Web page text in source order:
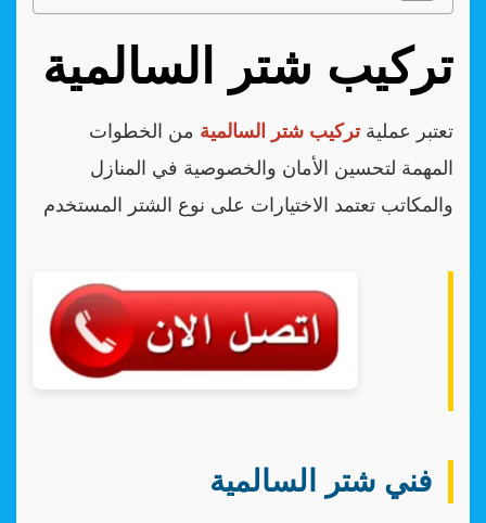
تركيب شتر السالمية
تعتبر عمليةتركيب شتر السالمية من الخطوات
المهمة لتحسين الأمان والخصوصية في المنازل
والمكاتب تعتمد الاختيارات على نوع الشتر المستخدم
فني شتر السالمية